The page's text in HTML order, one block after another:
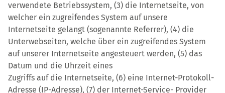
verwendete Betriebssystem, (3) die Internetseite, von
welcher ein zugreifendes System auf unsere
Internetseite gelangt (sogenannte Referrer), (4) die
Unterwebseiten, welche über ein zugreifendes System
auf unserer Internetseite angesteuert werden, (5) das
Datum und die Uhrzeit eines
Zugriffs auf die Internetseite, (6) eine Internet-Protokoll-
Adresse (IP-Adresse), (7) der Internet-Service- Provider